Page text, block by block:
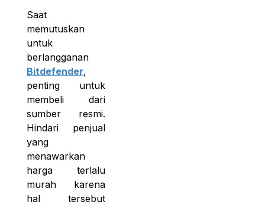
Saat
memutuskan
untuk
berlangganan
Bitdefender,
penting untuk
membeli dari
sumber resmi.
Hindari penjual
yang
menawarkan
harga terlalu
murah karena
hal tersebut